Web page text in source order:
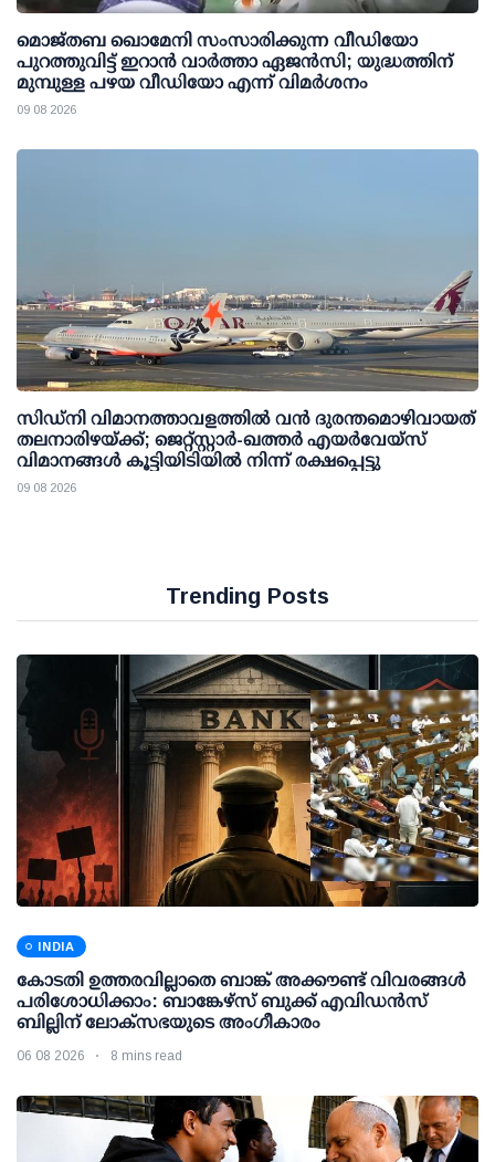
മൊജ്തബ ഖൊമേനി സംസാരിക്കുന്ന വീഡിയോ
പുറത്തുവിട്ട് ഇറാന്‍ വാര്‍ത്താ ഏജന്‍സി; യുദ്ധത്തിന്
മുമ്പുള്ള പഴയ വീഡിയോ എന്ന് വിമര്‍ശനം
09 08 2026
സിഡ്‌നി വിമാനത്താവളത്തിൽ വൻ ദുരന്തമൊഴിവായത്
തലനാരിഴയ്ക്ക്; ജെറ്റ്‌സ്റ്റാർ-ഖത്തർ എയർവേയ്‌സ്
വിമാനങ്ങൾ കൂട്ടിയിടിയിൽ നിന്ന് രക്ഷപ്പെട്ടു
09 08 2026
Trending Posts
INDIA
കോടതി ഉത്തരവില്ലാതെ ബാങ്ക് അക്കൗണ്ട് വിവരങ്ങള്‍
പരിശോധിക്കാം: ബാങ്കേഴ്സ് ബുക്ക് എവിഡന്‍സ്
ബില്ലിന് ലോക്സഭയുടെ അംഗീകാരം
06 08 2026 8 mins read